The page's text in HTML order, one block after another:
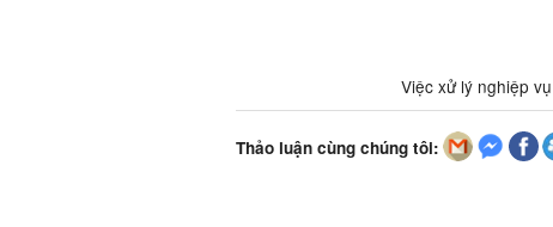
Việc xử lý nghiệp
Thảo luận cùng chúng tôi: